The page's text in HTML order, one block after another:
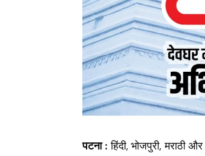
पटना :हिंदी, भोजपुरी, मराठी